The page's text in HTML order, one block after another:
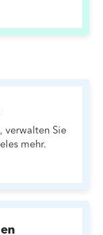
verwalten Sie
mehr.